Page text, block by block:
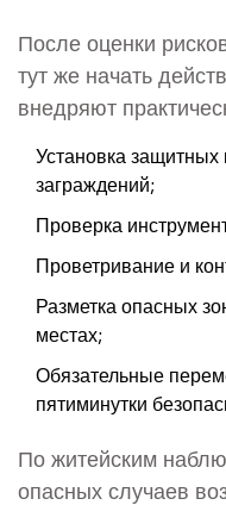
После оценки
тут же начать
внедряют
Установка защитных
заграждений;
Проверка
Проветривание и
Разметка опасных
местах;
Обязательные
пятиминутки
По житейским
опасных случаев